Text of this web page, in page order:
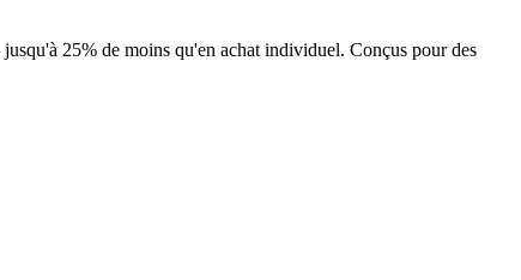
25% de moins qu'en achat individuel. Conçus pour des